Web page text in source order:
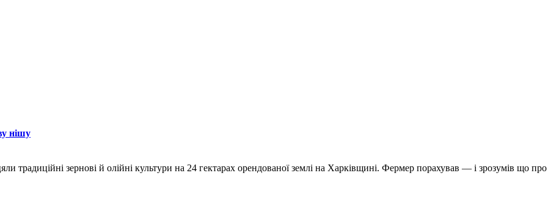
нішу
традиційні зернові й олійні культури на 24 гектарах орендованої землі на Харківщині. Фермер порахував — і зрозумів що про